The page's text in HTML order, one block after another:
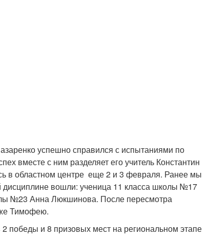
успешно справился с испытаниями по
вместе с ним разделяет его учитель Константин
в областном центре еще 2 и 3 февраля. Ранее мы
дисциплине вошли: ученица 11 класса школы №17
№23 Анна Люкшинова. После пересмотра
Тимофею.
победы и 8 призовых мест на региональном этапе